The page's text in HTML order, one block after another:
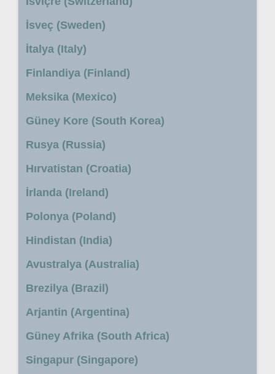
İsveç (Sweden)
İtalya (Italy)
Finlandiya (Finland)
Meksika (Mexico)
Güney Kore (South Korea)
Rusya (Russia)
Hırvatistan (Croatia)
İrlanda (Ireland)
Polonya (Poland)
Hindistan (India)
Avustralya (Australia)
Brezilya (Brazil)
Arjantin (Argentina)
Güney Afrika (South Africa)
Singapur (Singapore)